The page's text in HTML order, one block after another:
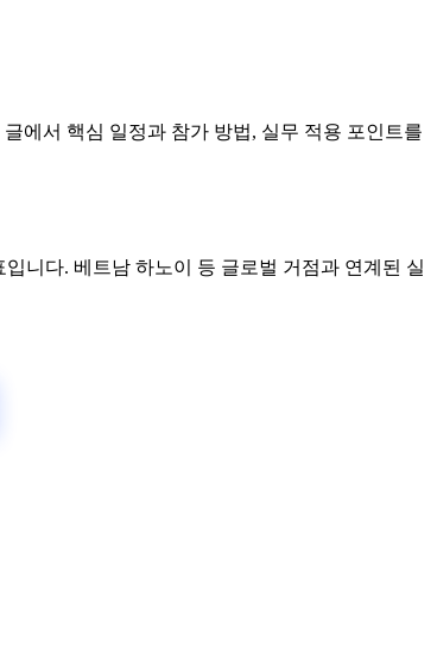
에서 핵심 일정과 참가 방법, 실무 적용 포인트를
니다. 베트남 하노이 등 글로벌 거점과 연계된 실